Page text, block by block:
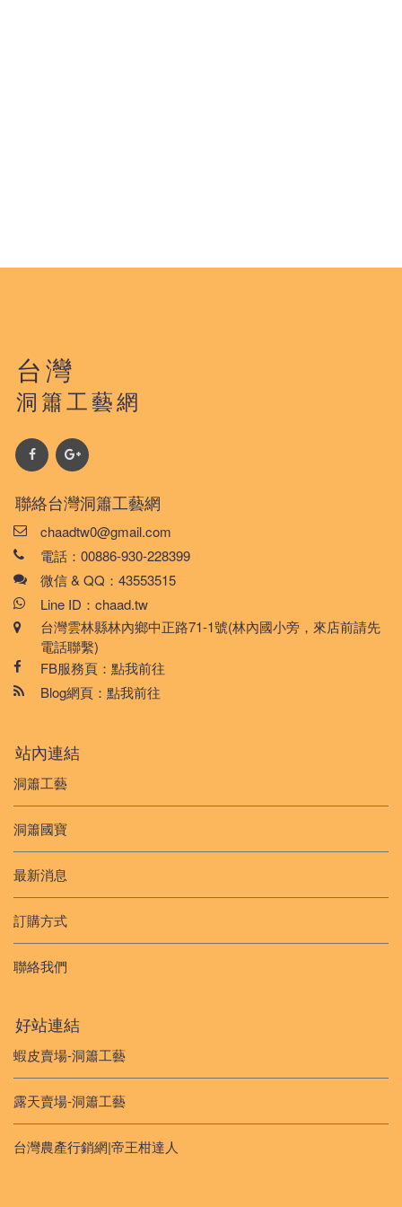
台灣
洞簫工藝網
聯絡台灣洞簫工藝網
chaadtw0@gmail.com
電話：00886-930-228399
微信 & QQ：43553515
Line ID：chaad.tw
台灣雲林縣林內鄉中正路71-1號(林內國小旁，來店前請先
電話聯繫)
FB服務頁： 點我前往
Blog網頁： 點我前往
站內連結
洞簫工藝
洞簫國寶
最新消息
訂購方式
聯絡我們
好站連結
蝦皮賣場-洞簫工藝
露天賣場-洞簫工藝
台灣農產行銷網|帝王柑達人